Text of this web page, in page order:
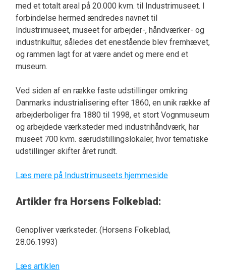
med et totalt areal på 20.000 kvm. til Industrimuseet. I
forbindelse hermed ændredes navnet til
Industrimuseet, museet for arbejder-, håndværker- og
industrikultur, således det enestående blev fremhævet,
og rammen lagt for at være andet og mere end et
museum.
Ved siden af en række faste udstillinger omkring
Danmarks industrialisering efter 1860, en unik række af
arbejderboliger fra 1880 til 1998, et stort Vognmuseum
og arbejdede værksteder med industrihåndværk, har
museet 700 kvm. særudstillingslokaler, hvor tematiske
udstillinger skifter året rundt.
Læs mere på Industrimuseets hjemmeside
Artikler fra Horsens Folkeblad:
Genopliver værksteder. (Horsens Folkeblad,
28.06.1993)
Læs artiklen